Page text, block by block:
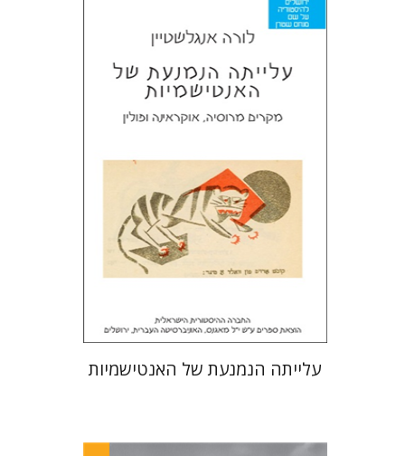
מירי אליאב-פלדון
דורון מגן
הנחת אתר ספר מודפס
$32
עלייתה הנמנעת של האנטישמיות